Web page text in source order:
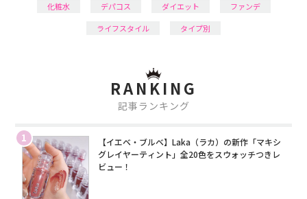
化粧水
デパコス ダイエット
ファンデ
ライフスタイル
タイプ別
RANKING
記事ランキング
1
【イエベ・ブルベ】Laka（ラカ）の新作「マキシ
グレイヤーティント」全20色をスウォッチつきレ
ビュー！